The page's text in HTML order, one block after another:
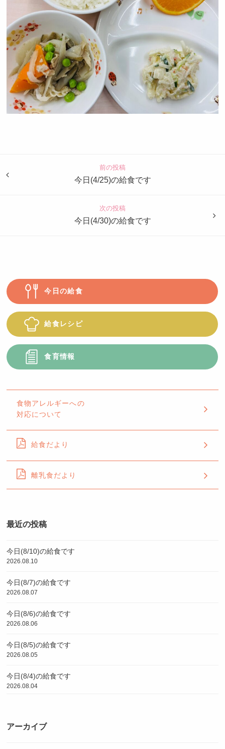
も
前の投稿
今日(4/25)の給食です
次の投稿
今日(4/30)の給食です
今日の給食
給食レシピ
食育情報
食物アレルギーへの
対応について
給食だより
離乳食だより
最近の投稿
今日(8/10)の給食です
2026.08.10
今日(8/7)の給食です
2026.08.07
今日(8/6)の給食です
2026.08.06
今日(8/5)の給食です
2026.08.05
今日(8/4)の給食です
2026.08.04
アーカイブ